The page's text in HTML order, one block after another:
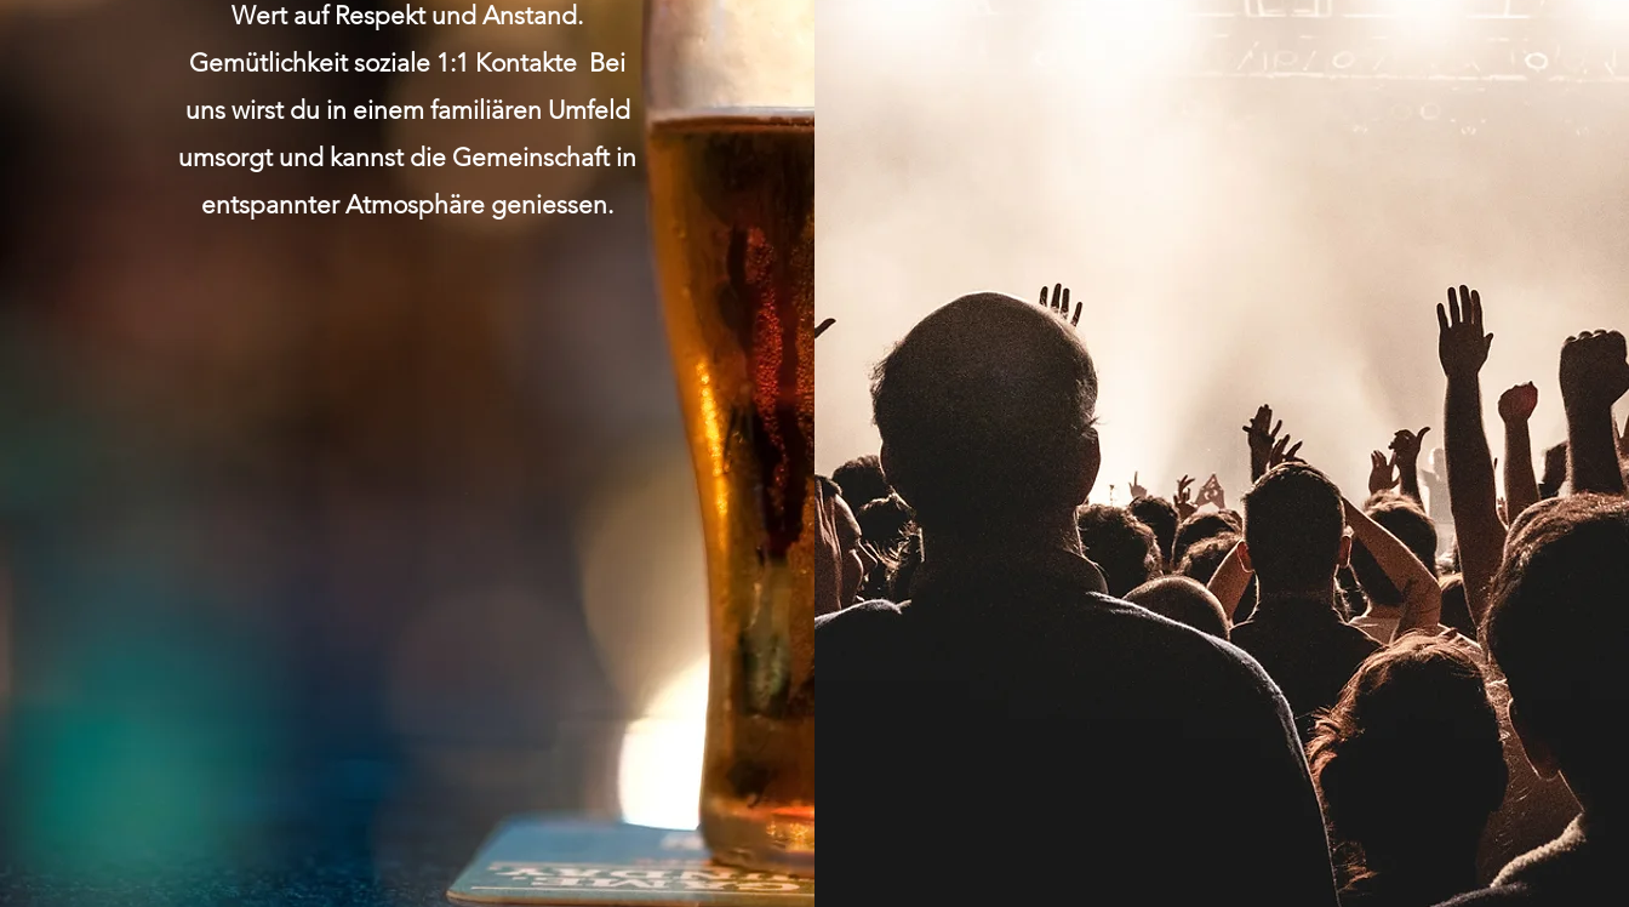
Wert auf Respekt und Anstand.
Gemütlichkeit soziale 1:1 Kontakte Bei
uns wirst du in einem familiären Umfeld
umsorgt und kannst die Gemeinschaft in
entspannter Atmosphäre geniessen.